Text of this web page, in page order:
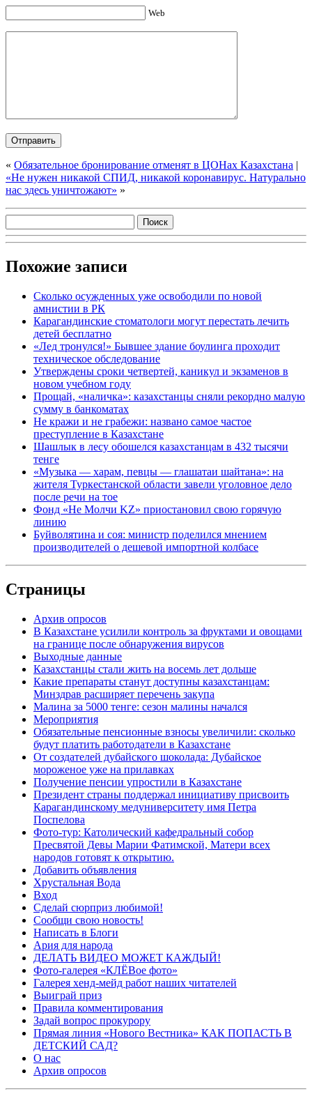
Web
« Обязательное бронирование отменят в ЦОНах Казахстана |
«Не нужен никакой СПИД, никакой коронавирус. Натурально
нас здесь уничтожают» »
Похожие записи
Сколько осужденных уже освободили по новой
амнистии в РК
Карагандинские стоматологи могут перестать лечить
детей бесплатно
«Лед тронулся!» Бывшее здание боулинга проходит
техническое обследование
Утверждены сроки четвертей, каникул и экзаменов в
новом учебном году
Прощай, «наличка»: казахстанцы сняли рекордно малую
сумму в банкоматах
Не кражи и не грабежи: названо самое частое
преступление в Казахстане
Шашлык в лесу обошелся казахстанцам в 432 тысячи
тенге
«Музыка — харам, певцы — глашатаи шайтана»: на
жителя Туркестанской области завели уголовное дело
после речи на тое
Фонд «Не Молчи KZ» приостановил свою горячую
линию
Буйволятина и соя: министр поделился мнением
производителей о дешевой импортной колбасе
Страницы
Архив опросов
В Казахстане усилили контроль за фруктами и овощами
на границе после обнаружения вирусов
Выходные данные
Казахстанцы стали жить на восемь лет дольше
Какие препараты станут доступны казахстанцам:
Минздрав расширяет перечень закупа
Малина за 5000 тенге: сезон малины начался
Мероприятия
Обязательные пенсионные взносы увеличили: сколько
будут платить работодатели в Казахстане
От создателей дубайского шоколада: Дубайское
мороженое уже на прилавках
Получение пенсии упростили в Казахстане
Президент страны поддержал инициативу присвоить
Карагандинскому медуниверситету имя Петра
Поспелова
Фото-тур: Католический кафедральный собор
Пресвятой Девы Марии Фатимской, Матери всех
народов готовят к открытию.
Добавить объявления
Хрустальная Вода
Вход
Сделай сюрприз любимой!
Сообщи свою новость!
Написать в Блоги
Ария для народа
ДЕЛАТЬ ВИДЕО МОЖЕТ КАЖДЫЙ!
Фото-галерея «КЛЁВое фото»
Галерея хенд-мейд работ наших читателей
Выиграй приз
Правила комментирования
Задай вопрос прокурору
Прямая линия «Нового Вестника» КАК ПОПАСТЬ В
ДЕТСКИЙ САД?
О нас
Архив опросов